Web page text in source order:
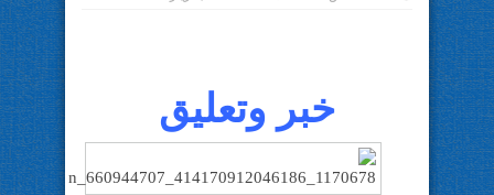
خبر وتعليق